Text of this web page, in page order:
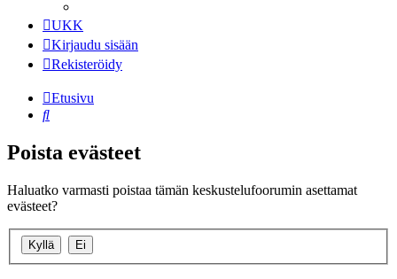
UKK
Kirjaudu sisään
Rekisteröidy
Etusivu
Etsi
Poista evästeet
Haluatko varmasti poistaa tämän keskustelufoorumin asettamat
evästeet?